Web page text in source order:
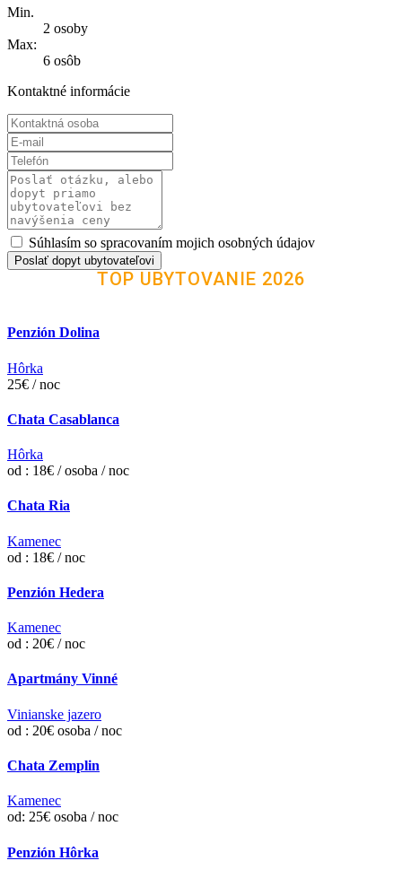
Min.
2 osoby
Max:
6 osôb
Kontaktné informácie
Súhlasím so spracovaním mojich osobných údajov
Poslať dopyt ubytovateľovi
TOP UBYTOVANIE 2026
Penzión Dolina
Hôrka
25€ / noc
Chata Casablanca
Hôrka
od : 18€ / osoba / noc
Chata Ria
Kamenec
od : 18€ / noc
Penzión Hedera
Kamenec
od : 20€ / noc
Apartmány Vinné
Vinianske jazero
od : 20€ osoba / noc
Chata Zemplin
Kamenec
od: 25€ osoba / noc
Penzión Hôrka